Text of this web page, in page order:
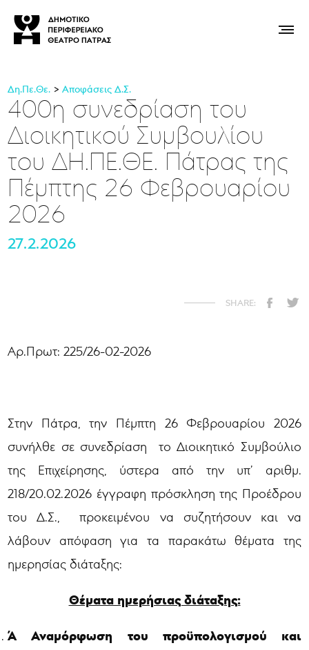
Δη.Πε.Θε. Αποφάσεις Δ.Σ.
400η συνεδρίαση του
Διοικητικού Συμβουλίου
του ΔΗ.ΠΕ.ΘΕ. Πάτρας της
Πέμπτης 26 Φεβρουαρίου
2026
27.2.2026
Αρ.Πρωτ: 225/26-02-2026
Στην Πάτρα, την Πέμπτη 26 Φεβρουαρίου 2026
συνήλθε σε συνεδρίαση
το Διοικητικό Συμβούλιο
της Επιχείρησης, ύστερα από την υπ’ αριθμ.
218/20.02.2026 έγγραφη πρόσκληση της Προέδρου
του Δ.Σ., προκειμένου να συζητήσουν και να
λάβουν απόφαση για τα παρακάτω θέματα της
ημερησίας διάταξης:
Θέματα ημερήσιας διάταξης:
Ά Αναμόρφωση του προϋπολογισμού και